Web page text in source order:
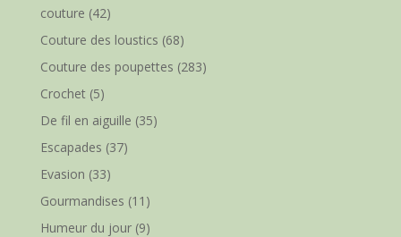
couture (42)
Couture des loustics (68)
Couture des poupettes (283)
Crochet(5)
De fil en aiguille (35)
Escapades (37)
Evasion (33)
Gourmandises (11)
Humeur du jour(9)